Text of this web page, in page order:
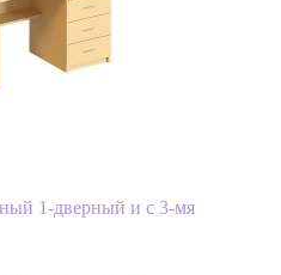
1-дверный и с 3-мя